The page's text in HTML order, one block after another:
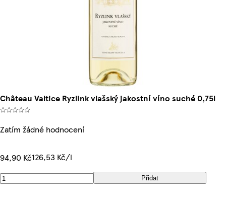
Château Valtice Ryzlink vlašský jakostní víno suché 0,75l
Zatím žádné hodnocení
94,90 Kč126,53 Kč/l
Přidat